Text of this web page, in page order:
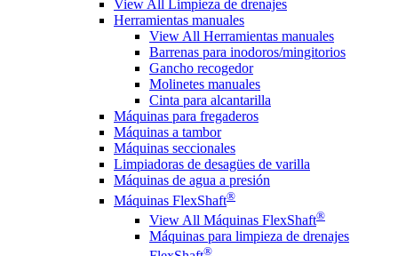
View All Limpieza de drenajes
Herramientas manuales
View All Herramientas manuales
Barrenas para inodoros/mingitorios
Gancho recogedor
Molinetes manuales
Cinta para alcantarilla
Máquinas para fregaderos
Máquinas a tambor
Máquinas seccionales
Limpiadoras de desagües de varilla
Máquinas de agua a presión
Máquinas FlexShaft®
View All Máquinas FlexShaft®
Máquinas para limpieza de drenajes
®